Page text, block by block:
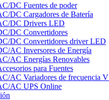
DC Fuentes de poder
DC Cargadores de Batería
DC Drivers LED
DC Convertidores
DC Convertidores driver LED
AC Inversores de Energía
AC Energías Renovables
para Fuentes
AC Variadores de frecuencia
AC UPS Online